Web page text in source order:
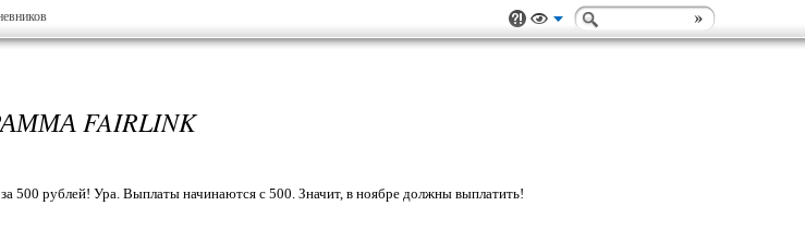
FAIRLINK
500 рублей! Ура. Выплаты начинаются с 500. Значит, в ноябре должны выплатить!